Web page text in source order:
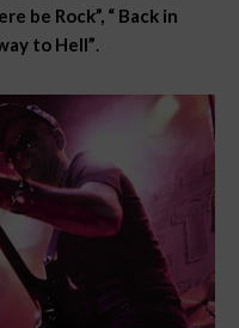
be Rock”, “ Back in
to Hell”.